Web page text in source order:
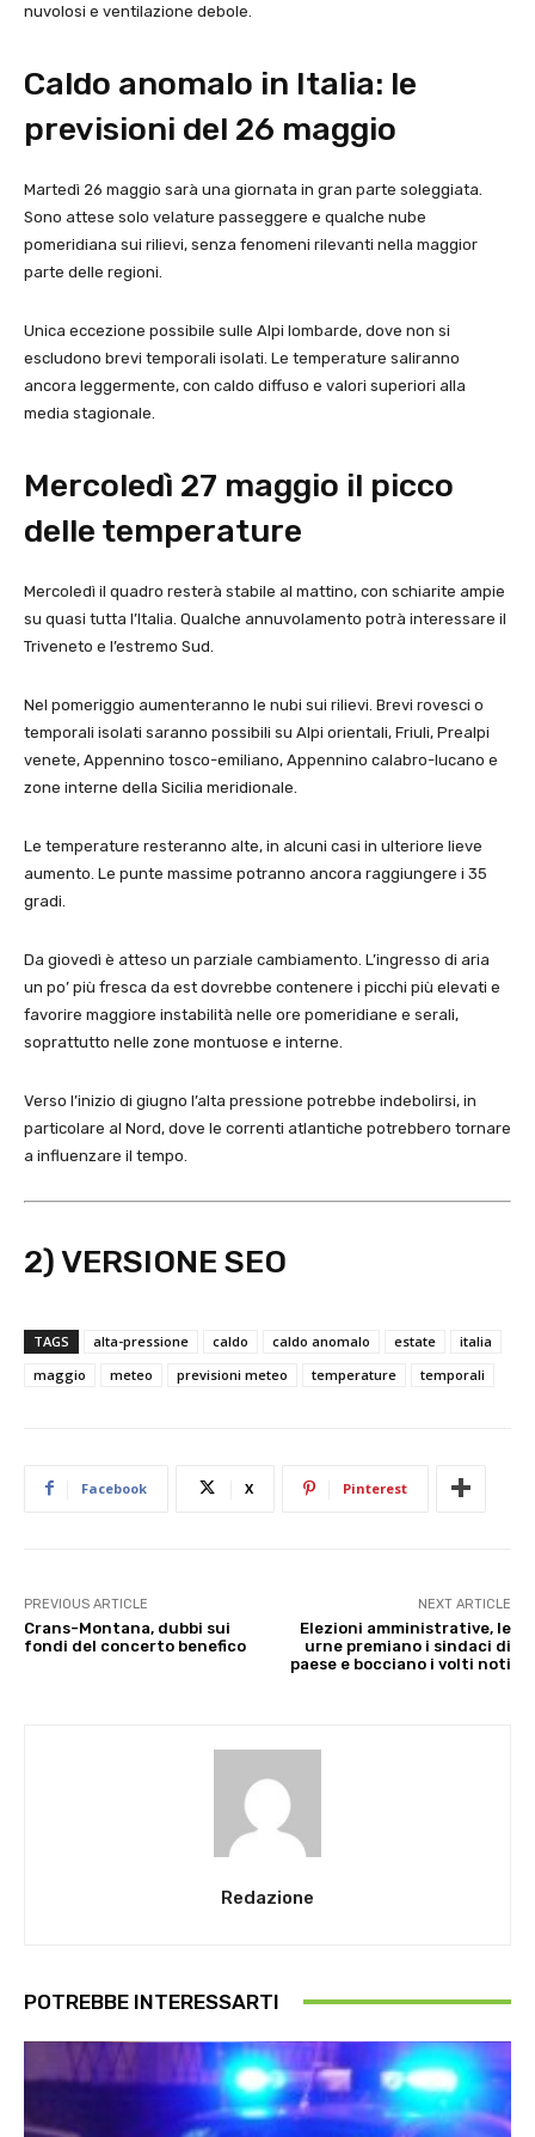
nuvolosi e ventilazione debole.
Caldo anomalo in Italia: le
previsioni del 26 maggio
Martedì 26 maggio sarà una giornata in gran parte soleggiata.
Sono attese solo velature passeggere e qualche nube
pomeridiana sui rilievi, senza fenomeni rilevanti nella maggior
parte delle regioni.
Unica eccezione possibile sulle Alpi lombarde, dove non si
escludono brevi temporali isolati. Le temperature saliranno
ancora leggermente, con caldo diffuso e valori superiori alla
media stagionale.
Mercoledì 27 maggio il picco
delle temperature
Mercoledì il quadro resterà stabile al mattino, con schiarite ampie
su quasi tutta l’Italia. Qualche annuvolamento potrà interessare il
Triveneto e l’estremo Sud.
Nel pomeriggio aumenteranno le nubi sui rilievi. Brevi rovesci o
temporali isolati saranno possibili su Alpi orientali, Friuli, Prealpi
venete, Appennino tosco-emiliano, Appennino calabro-lucano e
zone interne della Sicilia meridionale.
Le temperature resteranno alte, in alcuni casi in ulteriore lieve
aumento. Le punte massime potranno ancora raggiungere i 35
gradi.
Da giovedì è atteso un parziale cambiamento. L’ingresso di aria
un po’ più fresca da est dovrebbe contenere i picchi più elevati e
favorire maggiore instabilità nelle ore pomeridiane e serali,
soprattutto nelle zone montuose e interne.
Verso l’inizio di giugno l’alta pressione potrebbe indebolirsi, in
particolare al Nord, dove le correnti atlantiche potrebbero tornare
a influenzare il tempo.
2) VERSIONE SEO
TAGS alta-pressione caldo caldo anomalo estate
italia
maggio
meteo previsioni meteo temperature temporali
Facebook X Pinterest
PREVIOUS ARTICLE
Crans-Montana, dubbi sui
fondi del concerto benefico
NEXT ARTICLE
Elezioni amministrative, le
urne premiano i sindaci di
paese e bocciano i volti noti
Redazione
POTREBBE INTERESSARTI